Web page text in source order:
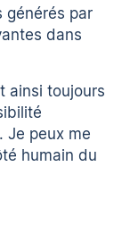
générés par
dans
ainsi toujours
Je peux me
humain du